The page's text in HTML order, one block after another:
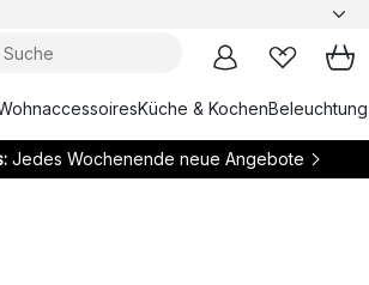
Küche & KochenBeleuchtung
Jedes Wochenende neue Angebote